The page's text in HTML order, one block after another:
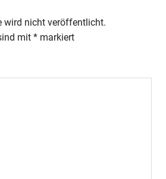
wird nicht veröffentlicht.
mit * markiert